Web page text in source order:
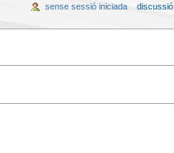
sense sessió iniciada discussió